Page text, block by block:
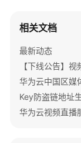
公
产
品
介
绍
相关文档
最新动态
【下线公告】
华为云中国区媒
Key防盗链地址